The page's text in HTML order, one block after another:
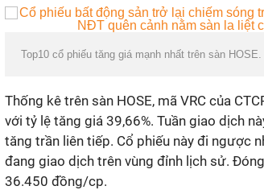
Top10 cổ phiếu tăng giá mạnh nhất trên sàn
Thống kê trên sàn HOSE, mã VRC của
với tỷ lệ tăng giá 39,66%. Tuần giao dịch
tăng trần liên tiếp. Cổ phiếu này đi ngược
đang giao dịch trên vùng đỉnh lịch sử.
36.450 đồng/cp.